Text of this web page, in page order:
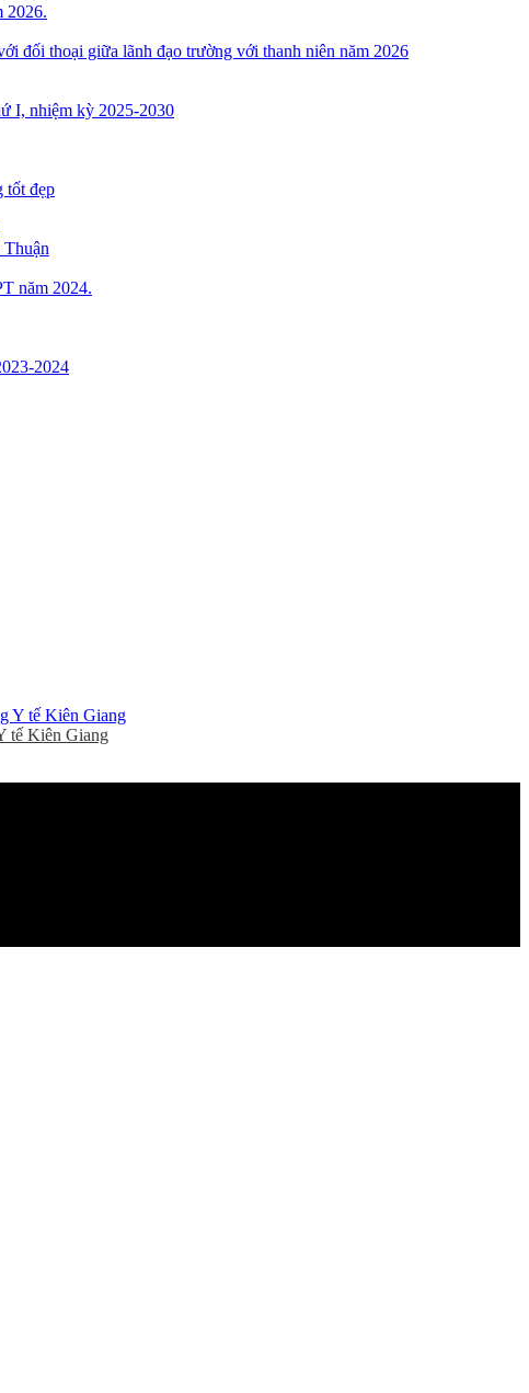
2026.
đối thoại giữa lãnh đạo trường với thanh niên năm 2026
I, nhiệm kỳ 2025-2030
tốt đẹp
năm 2024.
2024
tế Kiên Giang